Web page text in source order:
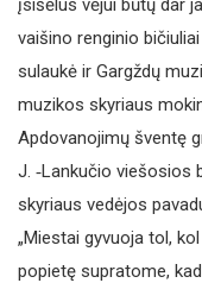
vaišino renginio
sulaukė ir Gargždų
muzikos skyriaus
Apdovanojimų šventę
J. ‑Lankučio viešosios
skyriaus vedėjos
„Miestai gyvuoja tol,
popietę supratome,